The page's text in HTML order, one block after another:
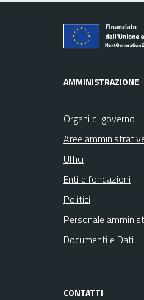
AMMINISTRAZIONE
Organi di governo
Aree
Uffici
Enti e fondazioni
Politici
Personale
Documenti e Dati
CONTATTI